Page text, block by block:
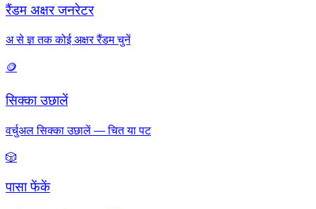
रैंडम अक्षर जनरेटर
अ से ज्ञ तक कोई अक्षर रैंडम चुनें
🪙
सिक्का उछालें
वर्चुअल सिक्का उछालें — चित या पट
🎲
पासा फेंकें